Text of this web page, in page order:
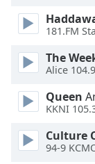
Edge
Style
Font
Family
181.FM
The
Alice 104.9
Queen
KKNI
Culture
94-9